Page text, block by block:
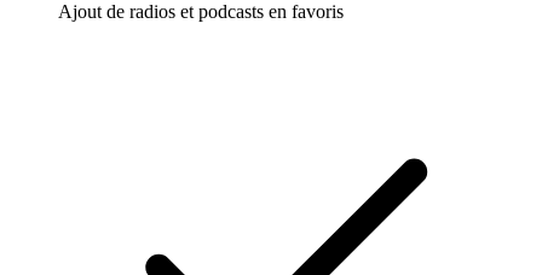
Ajout de radios et podcasts en favoris